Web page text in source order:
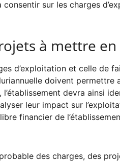
sur les charges
à mettre
d’exploitation et celle de
doivent
devra ainsi
leur impact sur
financier de
des charges, des